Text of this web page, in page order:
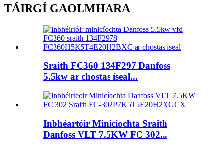
TÁIRGÍ GAOLMHARA
Sraith FC360 134F297 Danfoss
5.5kw ar chostas íseal...
Inbhéartóir Minicíochta Sraith
Danfoss VLT 7.5KW FC 302...